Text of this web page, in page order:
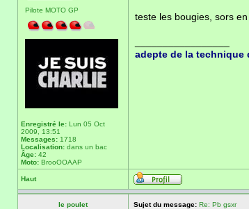
Pilote MOTO GP
Enregistré le: Lun 05 Oct
2009, 13:51
Messages: 1718
Localisation: dans un bac
Âge: 42
Moto: BrooOOAAP
teste les bougies, sors
adepte de la technique
Haut
le poulet Sujet du message: Re: Pb gsxr